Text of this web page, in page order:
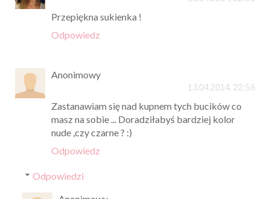
Przepiękna sukienka !
Odpowiedz
Anonimowy
13.04.2014, 22:56
Zastanawiam się nad kupnem tych bucików co
masz na sobie ... Doradziłabyś bardziej kolor
nude ,czy czarne ? :)
Odpowiedz
Odpowiedzi